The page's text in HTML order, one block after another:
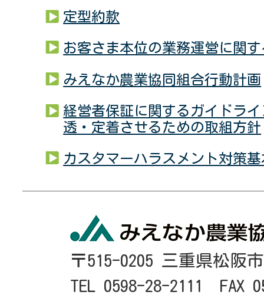
定型約款
お客さま本位の業務運営に関
みえなか農業協同組合行動計画
経営者保証に関するガイドラ
透・定着させるための取組方針
カスタマーハラスメント対策
〒515-0205 三重県松阪
TEL 0598-28-2111 FAX